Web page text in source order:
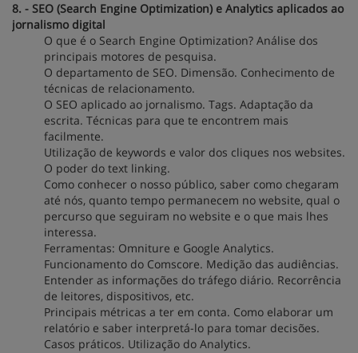
8. - SEO (Search Engine Optimization) e Analytics aplicados ao
jornalismo digital
O que é o Search Engine Optimization? Análise dos
principais motores de pesquisa.
O departamento de SEO. Dimensão. Conhecimento de
técnicas de relacionamento.
O SEO aplicado ao jornalismo. Tags. Adaptação da
escrita. Técnicas para que te encontrem mais
facilmente.
Utilização de keywords e valor dos cliques nos websites.
O poder do text linking.
Como conhecer o nosso público, saber como chegaram
até nós, quanto tempo permanecem no website, qual o
percurso que seguiram no website e o que mais lhes
interessa.
Ferramentas: Omniture e Google Analytics.
Funcionamento do Comscore. Medição das audiências.
Entender as informações do tráfego diário. Recorrência
de leitores, dispositivos, etc.
Principais métricas a ter em conta. Como elaborar um
relatório e saber interpretá-lo para tomar decisões.
Casos práticos. Utilização do Analytics.